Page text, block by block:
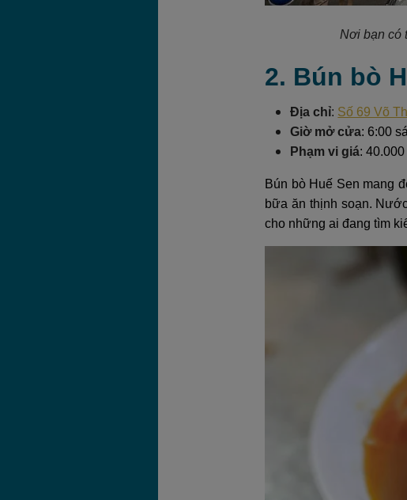
Nơi bạn có
2. Bún bò
Địa chỉ: Số 69 Võ
Giờ mở cửa: 6:00
Phạm vi giá:
Bún bò Huế Sen mang
bữa ăn thịnh soạn.
cho những ai đang tìm